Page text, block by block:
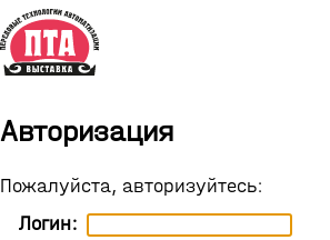
Авторизация
Пожалуйста, авторизуйтесь:
Логин: